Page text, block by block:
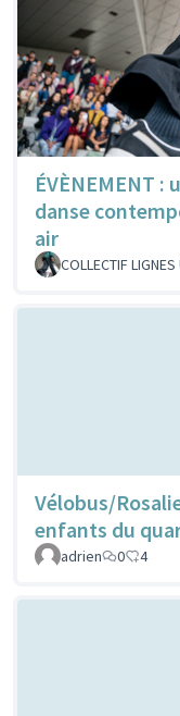
ÉVÈNEMENT :
danse
air
COLLECTIF LIGNES
Vélobus/
enfants du
adrien
0 4